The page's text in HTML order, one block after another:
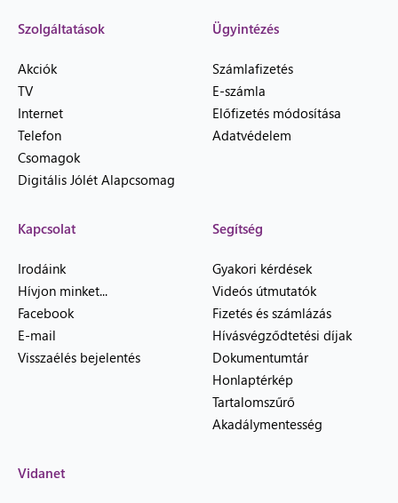
Szolgáltatások
Akciók
TV
Internet
Telefon
Csomagok
Digitális Jólét Alapcsomag
Ügyintézés
Számlafizetés
E-számla
Előfizetés módosítása
Adatvédelem
Kapcsolat
Irodáink
Hívjon minket...
Facebook
E-mail
Visszaélés bejelentés
Segítség
Gyakori kérdések
Videós útmutatók
Fizetés és számlázás
Hívásvégződtetési díjak
Dokumentumtár
Honlaptérkép
Tartalomszűrő
Akadálymentesség
Vidanet